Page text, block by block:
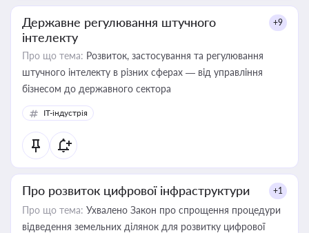
Державне регулювання штучного
інтелекту
+9
Про що тема: Розвиток, застосування та регулювання
штучного інтелекту в різних сферах — від управління
бізнесом до державного сектора
IT-індустрія
Про розвиток цифрової інфраструктури +1
Про що тема: Ухвалено Закон про спрощення процедури
відведення земельних ділянок для розвитку цифрової